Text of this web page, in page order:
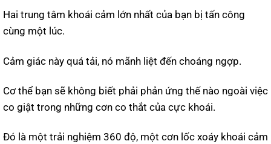
Hai trung tâm khoái cảm lớn nhất của bạn bị tấn công
cùng một lúc.
Cảm giác này quá tải, nó mãnh liệt đến choáng ngợp.
Cơ thể bạn sẽ không biết phải phản ứng thế nào ngoài việc
co giật trong những cơn co thắt của cực khoái.
Đó là một trải nghiệm 360 độ, một cơn lốc xoáy khoái cảm